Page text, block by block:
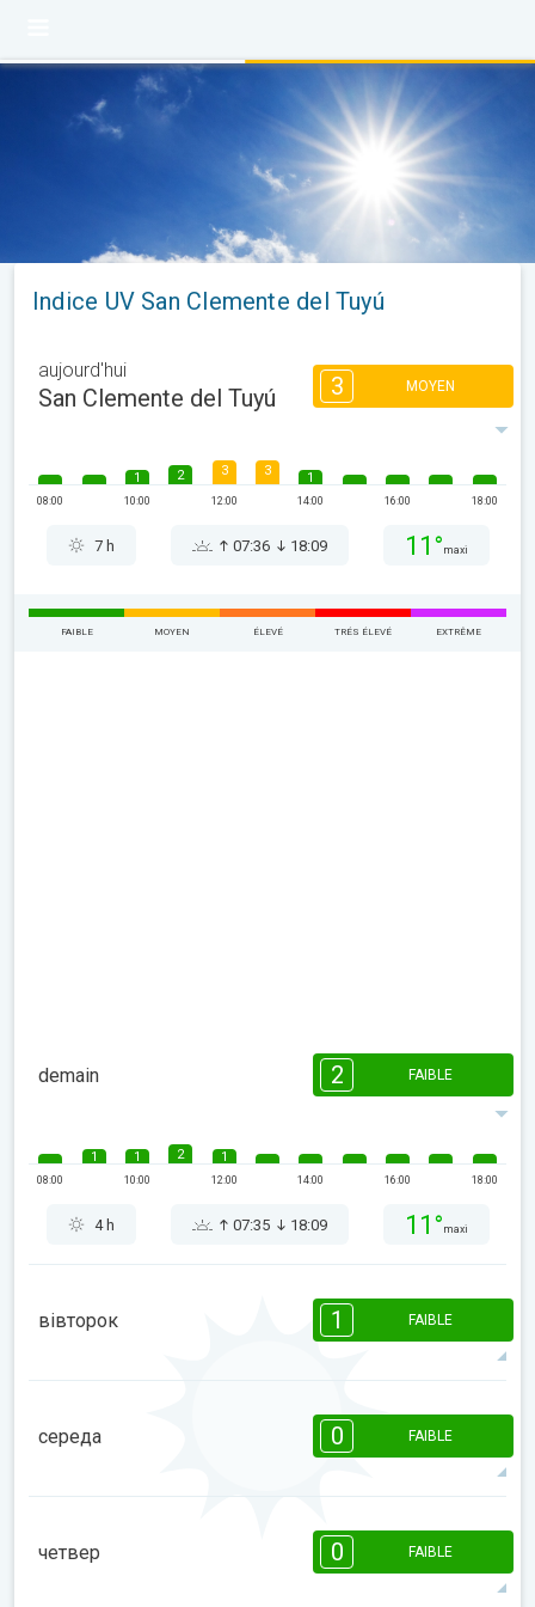
Indice UV San Clemente del Tuyú
aujourd'hui
San Clemente del Tuyú 3 MOYEN
08:00
1
10:00
2 3
12:00
3 1
14:00 16:00 18:00
7 h 07:36 18:09 11° maxi
FAIBLE MOYEN ÉLEVÉ TRÉS ÉLEVÉ EXTRÊME
demain 2 FAIBLE
08:00
1 1
10:00
2 1
12:00 14:00 16:00 18:00
4 h 07:35 18:09 11° maxi
вівторок 1 FAIBLE
14:00
10°
середа 0 FAIBLE
14:00 16:00 18:00
18:11 9°
четвер 0 FAIBLE